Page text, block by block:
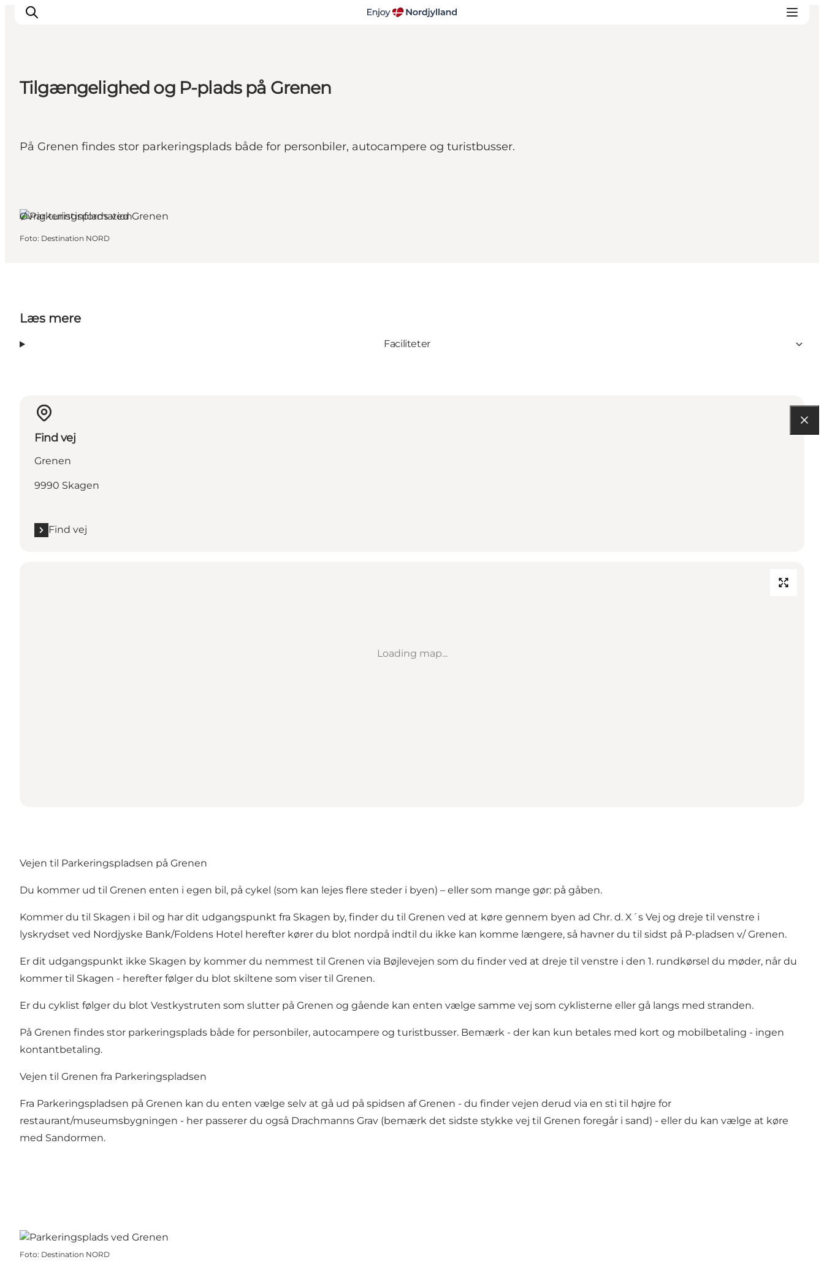
Byer og steder
Tilgængelighed og P-plads på Grenen
På Grenen findes stor parkeringsplads både for personbiler, autocampere og turistbusser.
Øvrig turistinformation
Foto: Destination NORD
Læs mere
Faciliteter
Find vej
Grenen
9990 Skagen
Find vej
Loading map...
Vejen til Parkeringspladsen på Grenen
Du kommer ud til Grenen enten i egen bil, på cykel (som kan lejes flere steder i byen) – eller som mange gør: på gåben.
Kommer du til Skagen i bil og har dit udgangspunkt fra Skagen by, finder du til Grenen ved at køre gennem byen ad Chr. d. X´s Vej og dreje til venstre i
lyskrydset ved Nordjyske Bank/Foldens Hotel herefter kører du blot nordpå indtil du ikke kan komme længere, så havner du til sidst på P-pladsen v/ Grenen.
Er dit udgangspunkt ikke Skagen by kommer du nemmest til Grenen via Bøjlevejen som du finder ved at dreje til venstre i den 1. rundkørsel du møder, når du
kommer til Skagen - herefter følger du blot skiltene som viser til Grenen.
Er du cyklist følger du blot Vestkystruten som slutter på Grenen og gående kan enten vælge samme vej som cyklisterne eller gå langs med stranden.
På Grenen findes stor parkeringsplads både for personbiler, autocampere og turistbusser. Bemærk - der kan kun betales med kort og mobilbetaling - ingen
kontantbetaling.
Vejen til Grenen fra Parkeringspladsen
Fra Parkeringspladsen på Grenen kan du enten vælge selv at gå ud på spidsen af Grenen - du finder vejen derud via en sti til højre for
restaurant/museumsbygningen - her passerer du også Drachmanns Grav (bemærk det sidste stykke vej til Grenen foregår i sand) - eller du kan vælge at køre
med Sandormen.
Foto: Destination NORD